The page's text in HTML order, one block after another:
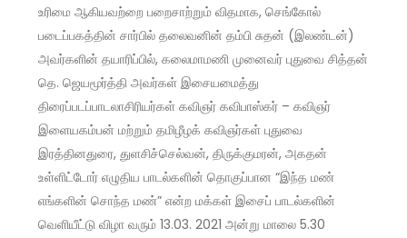
உரிமை ஆகியவற்றை பறைசாற்றும் விதமாக, செங்கோல்
படைப்பகத்தின் சார்பில் தலைவனின் தம்பி சுதன் (இலண்டன்)
அவர்களின் தயாரிப்பில், கலைமாமணி முனைவர் புதுவை சித்தன்
தெ. ஜெயமூர்த்தி அவர்கள் இசையமைத்து
திரைப்படப்பாடலாசிரியர்கள் கவிஞர் கவிபாஸ்கர் – கவிஞர்
இளையகம்பன் மற்றும் தமிழீழக் கவிஞர்கள் புதுவை
இரத்தினதுரை, துளசிச்செல்வன், திருக்குமரன், அகதன்
உள்ளிட்டோர் எழுதிய பாடல்களின் தொகுப்பான “இந்த மண்
எங்களின் சொந்த மண்” என்ற மக்கள் இசைப் பாடல்களின்
வெளியீட்டு விழா வரும் 13.03. 2021 அன்று மாலை 5.30